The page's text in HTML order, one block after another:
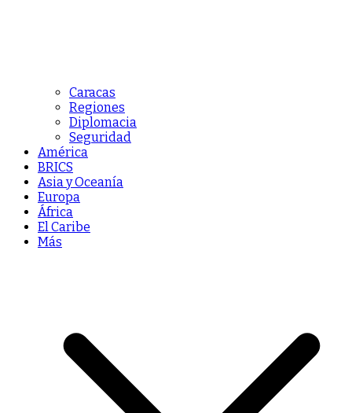
Caracas
Regiones
Diplomacia
Seguridad
América
BRICS
Asia y Oceanía
Europa
África
El Caribe
Más